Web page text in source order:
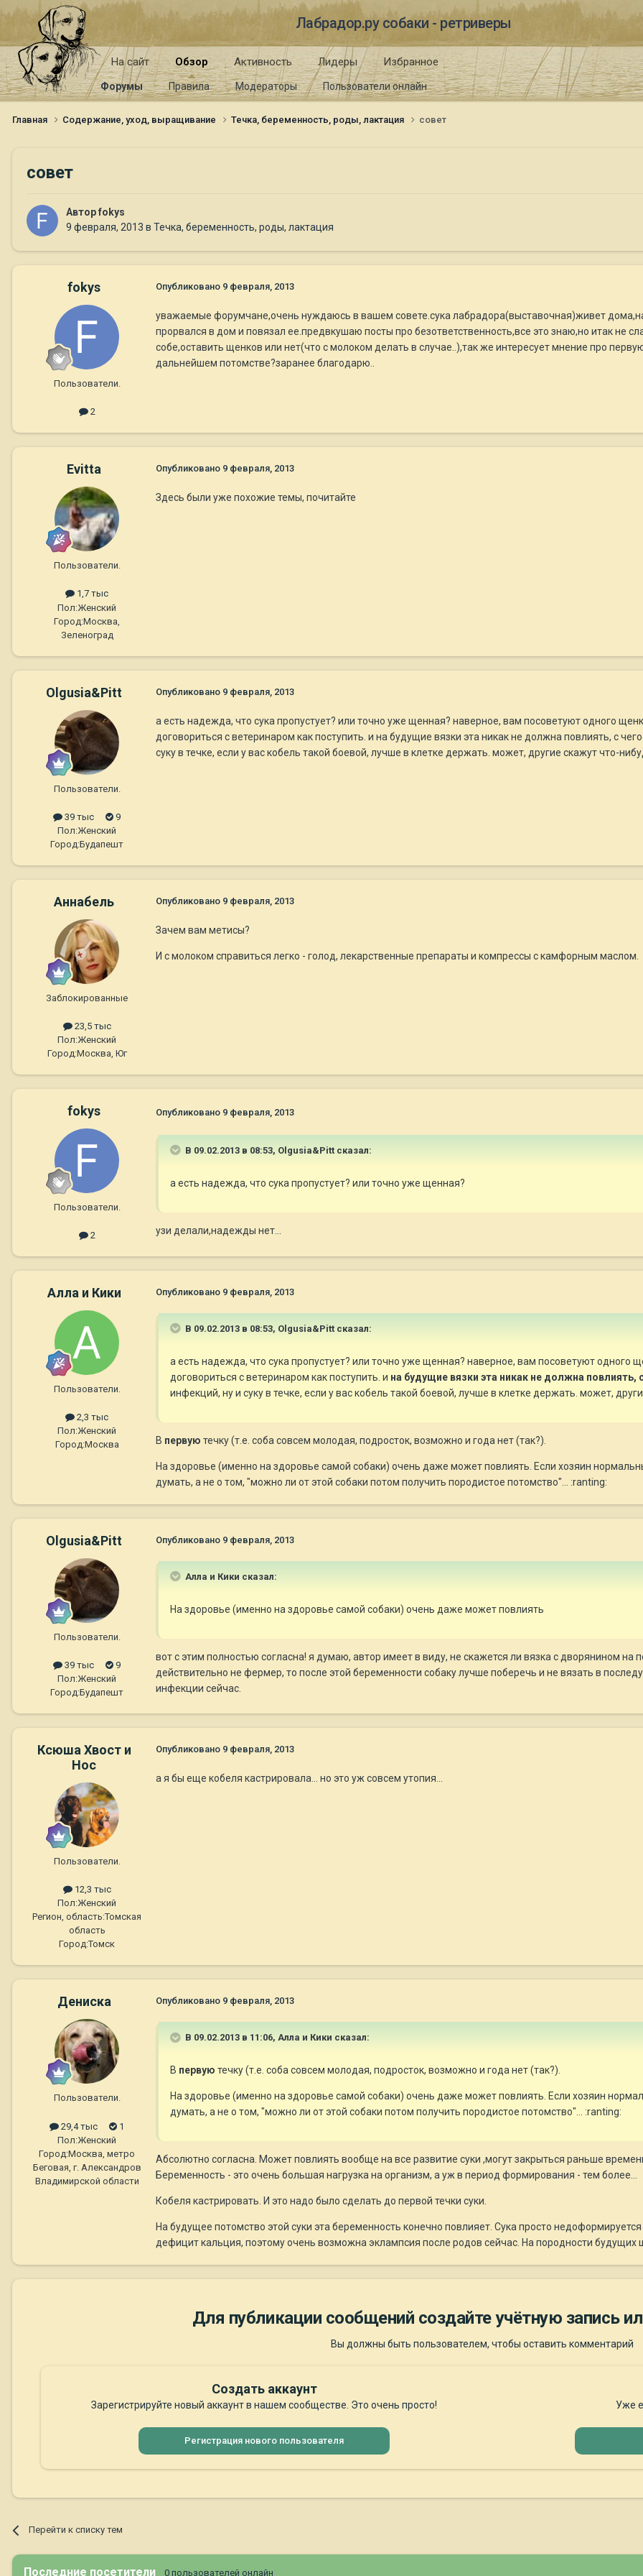
Лабрадор.ру собаки - ретриверы
На сайт Обзор
Форумы Правила Модераторы Пользователи онлайн
Активность Лидеры Избранное
Главная Содержание, уход, выращивание Течка, беременность, роды, лактация совет
совет
Авторfokys
9 февраля, 2013 в Течка, беременность, роды, лактация
fokys
Пользователи.
2
Опубликовано 9 февраля, 2013
уважаемые форумчане,очень нуждаюсь в вашем совете.сука лабрадора(выставочная)живет
прорвался в дом и повязал ее.предвкушаю посты про безответственность,все это знаю,но итак не
собе,оставить щенков или нет(что с молоком делать в случае..),так же интересует мнение про
дальнейшем потомстве?заранее благодарю..
Evitta
Пользователи.
1,7 тыс
Пол:Женский
Город:Москва,
Зеленоград
Опубликовано 9 февраля, 2013
Здесь были уже похожие темы, почитайте
Olgusia&Pitt
Пользователи.
39 тыс
9
Пол:Женский
Город:Будапешт
Опубликовано 9 февраля, 2013
а есть надежда, что сука пропустует? или точно уже щенная? наверное, вам посоветуют одного
договориться с ветеринаром как поступить. и на будущие вязки эта никак не должна повлиять, с
суку в течке, если у вас кобель такой боевой, лучше в клетке держать. может, другие скажут что-
Aннaбель
Заблокированные
23,5 тыс
Пол:Женский
Город:Москва, Юг
Опубликовано 9 февраля, 2013
Зачем вам метисы?
И с молоком справиться легко - голод, лекарственные препараты и компрессы с камфорным маслом.
fokys
Пользователи.
2
Опубликовано 9 февраля, 2013
В 09.02.2013 в 08:53, Olgusia&Pitt сказал:
а есть надежда, что сука пропустует? или точно уже щенная?
узи делали,надежды нет...
Алла и Кики
Пользователи.
2,3 тыс
Пол:Женский
Город:Москва
Опубликовано 9 февраля, 2013
В 09.02.2013 в 08:53, Olgusia&Pitt сказал:
а есть надежда, что сука пропустует? или точно уже щенная? наверное, вам посоветуют одного
договориться с ветеринаром как поступить. и на будущие вязки эта никак не должна повлиять,
инфекций, ну и суку в течке, если у вас кобель такой боевой, лучше в клетке держать. может,
В первую течку (т.е. соба совсем молодая, подросток, возможно и года нет (так?).
На здоровье (именно на здоровье самой собаки) очень даже может повлиять. Если хозяин
думать, а не о том, "можно ли от этой собаки потом получить породистое потомство"... :ranting:
Olgusia&Pitt
Пользователи.
39 тыс
9
Пол:Женский
Город:Будапешт
Опубликовано 9 февраля, 2013
Алла и Кики сказал:
На здоровье (именно на здоровье самой собаки) очень даже может повлиять
вот с этим полностью согласна! я думаю, автор имеет в виду, не скажется ли вязка с дворянином
действительно не фермер, то после этой беременности собаку лучше поберечь и не вязать в
инфекции сейчас.
Ксюша Хвост и
Нос
Пользователи.
12,3 тыс
Пол:Женский
Регион, область:Томская
область
Город:Томск
Опубликовано 9 февраля, 2013
а я бы еще кобеля кастрировала... но это уж совсем утопия...
Дениска
Пользователи.
29,4 тыс
1
Пол:Женский
Город:Москва, метро
Беговая, г. Александров
Владимирской области
Опубликовано 9 февраля, 2013
В 09.02.2013 в 11:06, Алла и Кики сказал:
В первую течку (т.е. соба совсем молодая, подросток, возможно и года нет (так?).
На здоровье (именно на здоровье самой собаки) очень даже может повлиять. Если хозяин
думать, а не о том, "можно ли от этой собаки потом получить породистое потомство"... :ranting:
Абсолютно согласна. Может повлиять вообще на все развитие суки ,могут закрыться раньше
Беременность - это очень большая нагрузка на организм, а уж в период формирования - тем более...
Кобеля кастрировать. И это надо было сделать до первой течки суки.
На будущее потомство этой суки эта беременность конечно повлияет. Сука просто
дефицит кальция, поэтому очень возможна эклампсия после родов сейчас. На породности будущих
Для публикации сообщений создайте учётную запись
Вы должны быть пользователем, чтобы оставить комментарий
Создать аккаунт
Зарегистрируйте новый аккаунт в нашем сообществе. Это очень просто!
Регистрация нового пользователя
Уже
Перейти к списку тем
Последние посетители 0 пользователей онлайн